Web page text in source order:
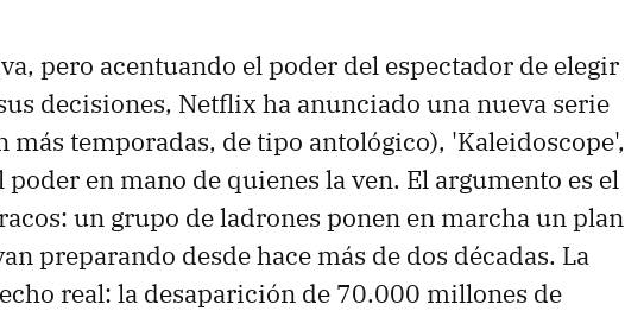
pero acentuando el poder del espectador de elegir
decisiones, Netflix ha anunciado una nueva serie
más temporadas, de tipo antológico), 'Kaleidoscope',
poder en mano de quienes la ven. El argumento es el
un grupo de ladrones ponen en marcha un plan
preparando desde hace más de dos décadas. La
real: la desaparición de 70.000 millones de